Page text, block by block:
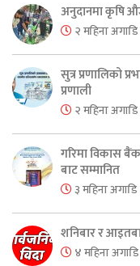
अनुदानमा कृषि
२ महिना अगाडि
सुत्र प्रणालिको
प्रणाली
२ महिना अगाडि
गरिमा विकास
बाट सम्मानित
३ महिना अगाडि
शनिबार र
४ महिना अगाडि